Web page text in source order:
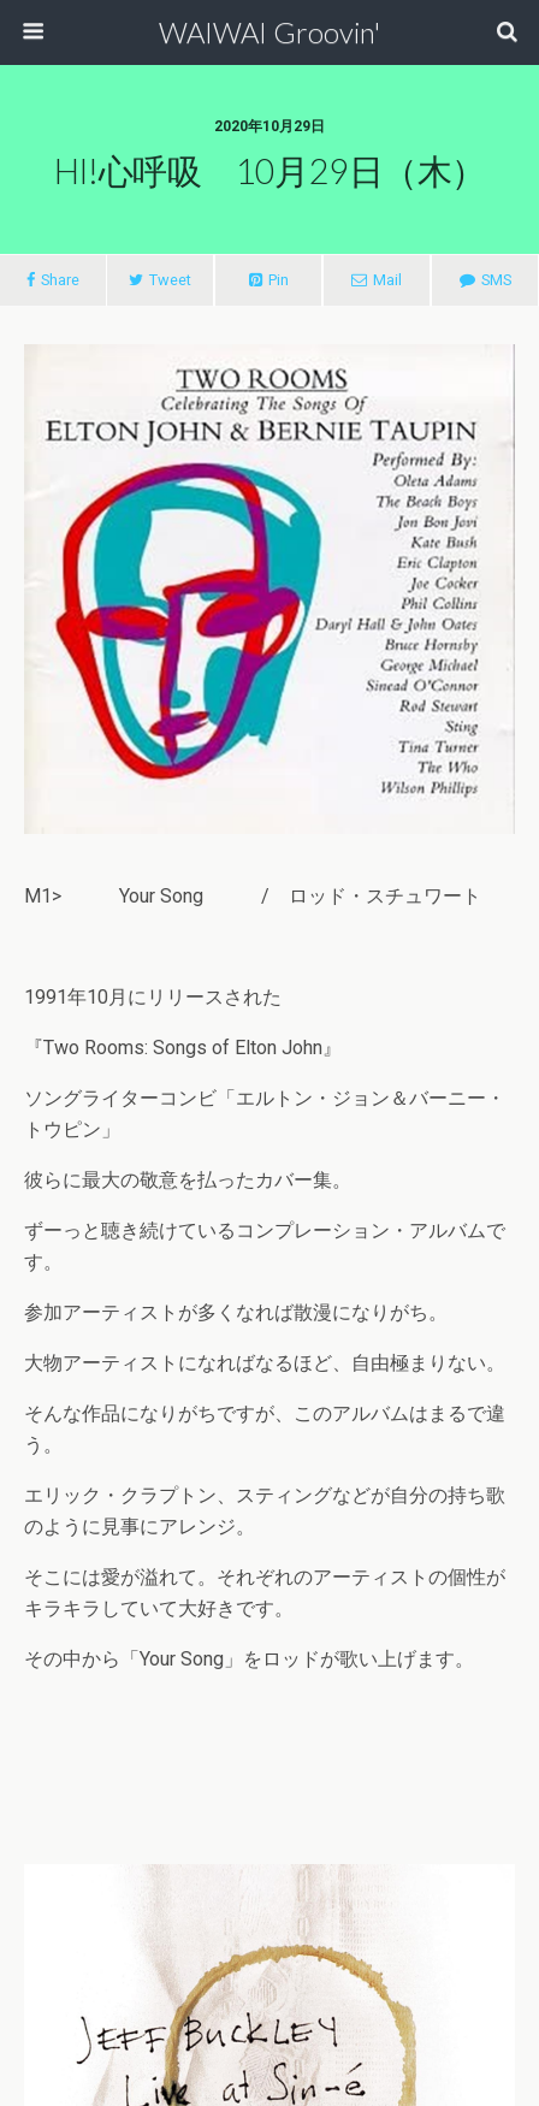
WAIWAI Groovin'
2020年10月29日
HI!心呼吸 10月29日（木）
Share Tweet Pin Mail SMS
M1> Your Song / ロッド・スチュワート
1991年10月にリリースされた
『Two Rooms: Songs of Elton John』
ソングライターコンビ「エルトン・ジョン＆バーニー・
トウピン」
彼らに最大の敬意を払ったカバー集。
ずーっと聴き続けているコンプレーション・アルバムで
す。
参加アーティストが多くなれば散漫になりがち。
大物アーティストになればなるほど、自由極まりない。
そんな作品になりがちですが、このアルバムはまるで違
う。
エリック・クラプトン、スティングなどが自分の持ち歌
のように見事にアレンジ。
そこには愛が溢れて。それぞれのアーティストの個性が
キラキラしていて大好きです。
その中から「Your Song」をロッドが歌い上げます。